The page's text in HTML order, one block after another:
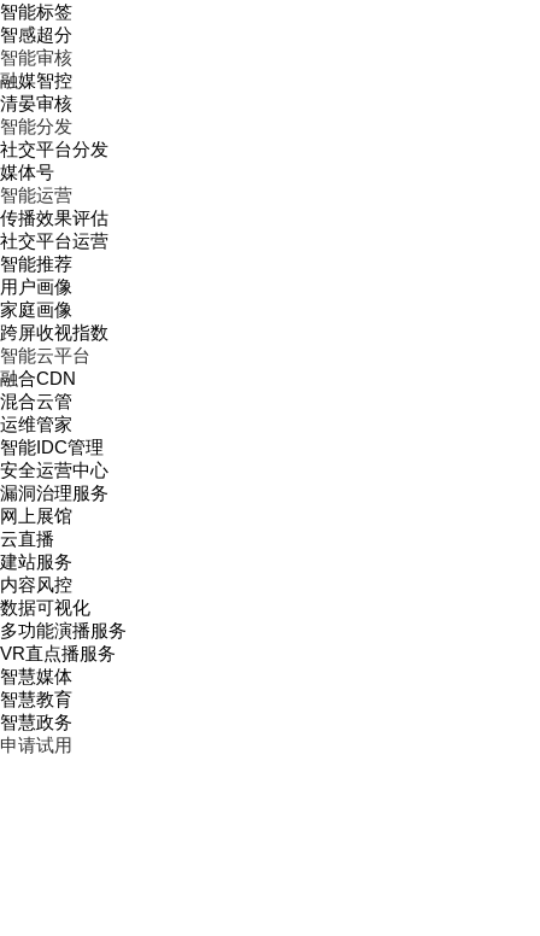
智能标签
智感超分
智能审核
融媒智控
清晏审核
智能分发
社交平台分发
媒体号
智能运营
传播效果评估
社交平台运营
智能推荐
用户画像
家庭画像
跨屏收视指数
智能云平台
融合CDN
混合云管
运维管家
智能IDC管理
安全运营中心
漏洞治理服务
网上展馆
云直播
建站服务
内容风控
数据可视化
多功能演播服务
VR直点播服务
智慧媒体
智慧教育
智慧政务
申请试用